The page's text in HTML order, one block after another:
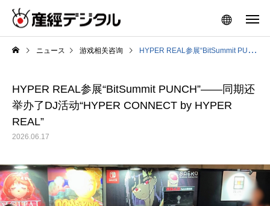
ニュース 游戏相关咨询 HYPER REAL参展“BitSummit PUNCH”——同期还举办了DJ活动“HYPER CONNECT by HYPER REAL”
HYPER REAL参展“BitSummit PUNCH”——同期还
举办了DJ活动“HYPER CONNECT by HYPER
REAL”
2026.06.17